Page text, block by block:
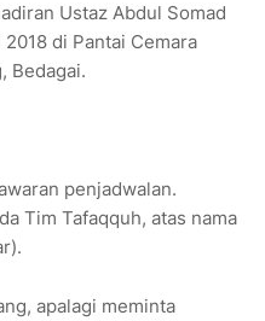
Ustaz Abdul Somad
di Pantai Cemara
Bedagai.
penjadwalan.
Tim Tafaqquh, atas nama
apalagi meminta